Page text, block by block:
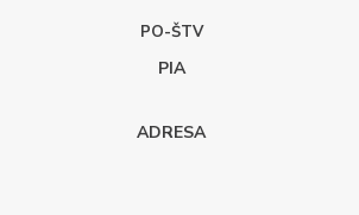
PO-ŠTV
PIA
ADRESA